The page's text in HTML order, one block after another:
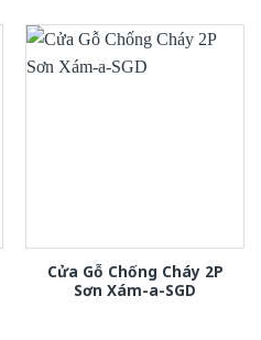
Cửa Gỗ Chống Cháy 2P
Sơn Xám-a-SGD